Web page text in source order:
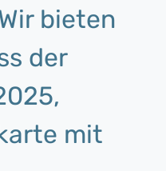
bieten
der
mit